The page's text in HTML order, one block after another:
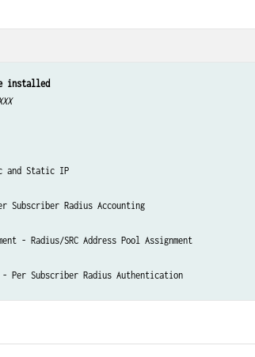
installed
and Static IP
Subscriber Radius Accounting
- Radius/SRC Address Pool Assignment
Per Subscriber Radius Authentication